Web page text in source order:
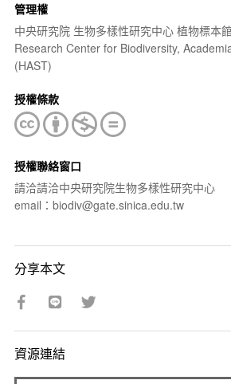
管理權
中央研究院 生物多樣性研究中心 植物標本
Research Center for Biodiversity,
(HAST)
授權條款
授權聯絡窗口
請洽請洽中央研究院生物多樣性研究中心
email：biodiv@gate.sinica.edu.tw
分享本文
資源連結